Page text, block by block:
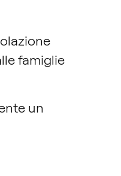
famiglie
un